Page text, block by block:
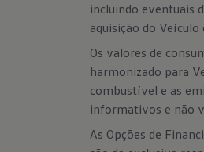
incluindo eventuais
aquisição do
Os valores de
harmonizado para
combustível e as
informativos e não
As Opções de